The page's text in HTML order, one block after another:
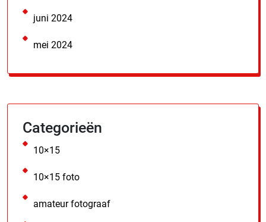
juni 2024
mei 2024
Categorieën
10×15
10×15 foto
amateur fotograaf